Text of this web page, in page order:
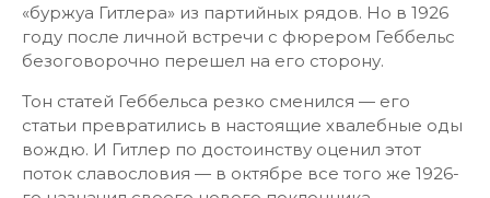
«буржуа Гитлера» из партийных рядов. Но в 1926
году после личной встречи с фюрером Геббельс
безоговорочно перешел на его сторону.
Тон статей Геббельса резко сменился — его
статьи превратились в настоящие хвалебные оды
вождю. И Гитлер по достоинству оценил этот
поток славословия — в октябре все того же 1926-